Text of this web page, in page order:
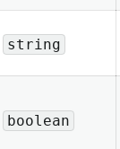
string
boolean